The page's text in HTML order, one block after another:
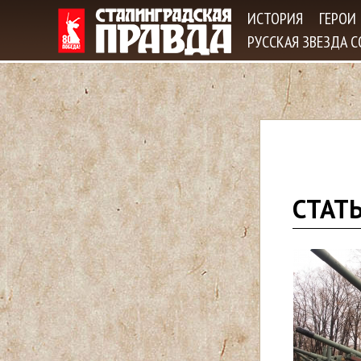
ИСТОРИЯ ГЕРОИ
РУССКАЯ ЗВЕЗДА
ы
з
д
е